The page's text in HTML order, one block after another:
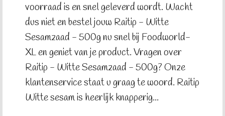
voorraad is en snel geleverd wordt. Wacht
dus niet en bestel jouw Raitip - Witte
Sesamzaad - 500g nu snel bij Foodworld-
XL en geniet van je product. Vragen over
Raitip - Witte Sesamzaad - 500g? Onze
klantenservice staat u graag te woord. Raitip
Witte sesam is heerlijk knapperig...